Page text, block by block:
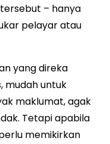
– hanya
pelayar atau
yang direka
mudah untuk
maklumat, agak
Tetapi apabila
memikirkan